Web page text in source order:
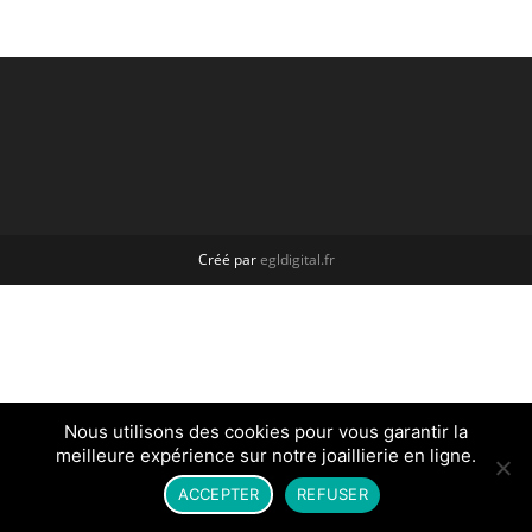
Créé paregldigital.fr
Nous utilisons des cookies pour vous garantir la
meilleure expérience sur notre joaillierie en ligne.
ACCEPTER REFUSER